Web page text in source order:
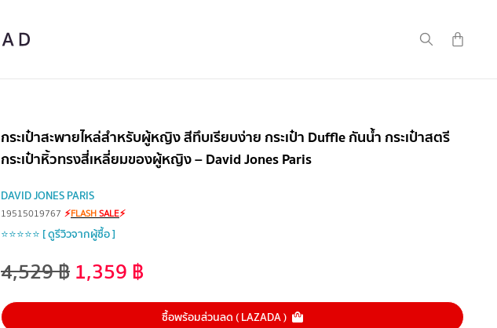
กระเป๋าสะพายไหล่สำหรับผู้หญิง สีทึบเรียบง่าย กระเป๋า Duffle กันน้ำ กระเป๋าสตรี
กระเป๋าหิ้วทรงสี่เหลี่ยมของผู้หญิง – David Jones Paris
DAVID JONES PARIS
19515019767 ⚡FLASHSALE⚡
⭐⭐⭐⭐⭐ [ ดูรีวิวจากผู้ซื้อ ]
4,529฿1,359฿
ซื้อพร้อมส่วนลด ( LAZADA )